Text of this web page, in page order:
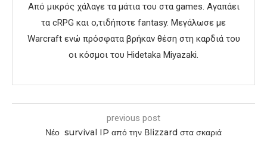
Από μικρός χάλαγε τα μάτια του στα games. Αγαπάει
τα cRPG και ο,τιδήποτε fantasy. Μεγάλωσε με
Warcraft ενώ πρόσφατα βρήκαν θέση στη καρδιά του
οι κόσμοι του Hidetaka Miyazaki.
previous post
Νέο survival IP από την Βlizzard στα σκαριά